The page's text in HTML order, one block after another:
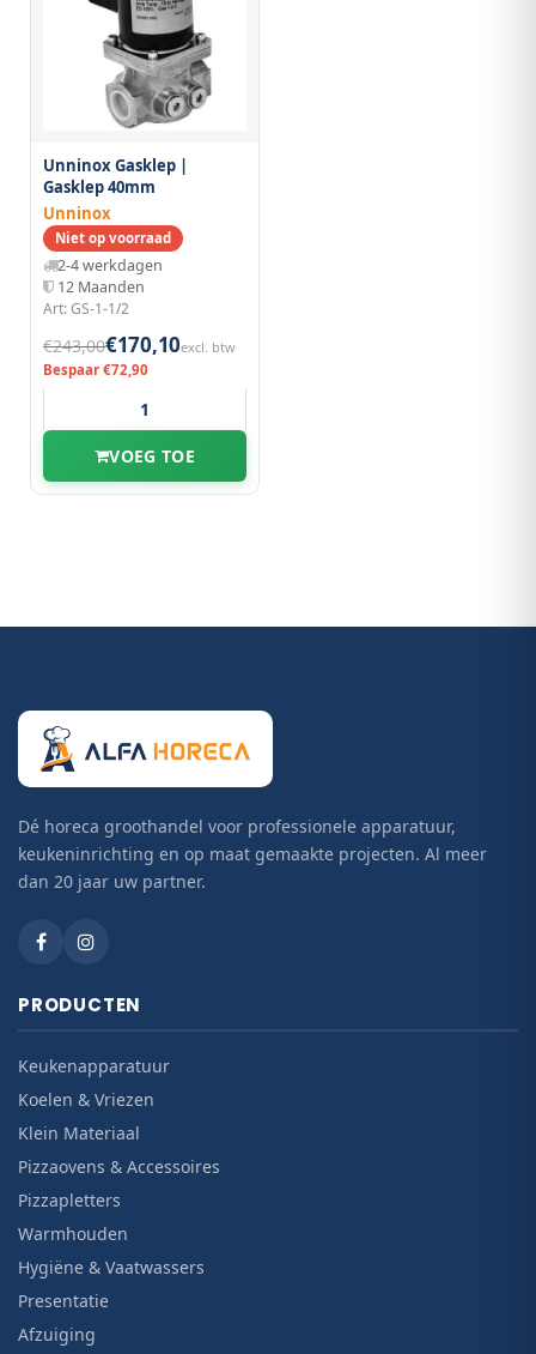
Unninox Gasklep |
Gasklep 40mm
Unninox
Niet op voorraad
2-4 werkdagen
12 Maanden
Art: GS-1-1/2
€243,00€170,10excl. btw
Bespaar €72,90
VOEG TOE
Dé horeca groothandel voor professionele apparatuur,
keukeninrichting en op maat gemaakte projecten. Al meer
dan 20 jaar uw partner.
PRODUCTEN
Keukenapparatuur
Koelen & Vriezen
Klein Materiaal
Pizzaovens & Accessoires
Pizzapletters
Warmhouden
Hygiëne & Vaatwassers
Presentatie
Afzuiging